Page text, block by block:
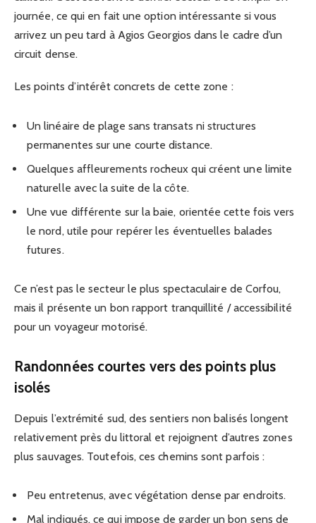
journée, ce qui en fait une option intéressante si vous
arrivez un peu tard à Agios Georgios dans le cadre d’un
circuit dense.
Les points d’intérêt concrets de cette zone :
Un linéaire de plage sans transats ni structures
permanentes sur une courte distance.
Quelques affleurements rocheux qui créent une limite
naturelle avec la suite de la côte.
Une vue différente sur la baie, orientée cette fois vers
le nord, utile pour repérer les éventuelles balades
futures.
Ce n’est pas le secteur le plus spectaculaire de Corfou,
mais il présente un bon rapport tranquillité / accessibilité
pour un voyageur motorisé.
Randonnées courtes vers des points plus
isolés
Depuis l’extrémité sud, des sentiers non balisés longent
relativement près du littoral et rejoignent d’autres zones
plus sauvages. Toutefois, ces chemins sont parfois :
Peu entretenus, avec végétation dense par endroits.
Mal indiqués, ce qui impose de garder un bon sens de